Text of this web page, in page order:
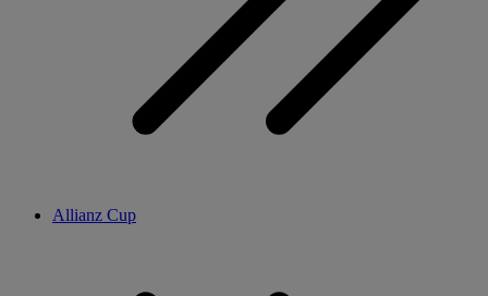
Allianz Cup